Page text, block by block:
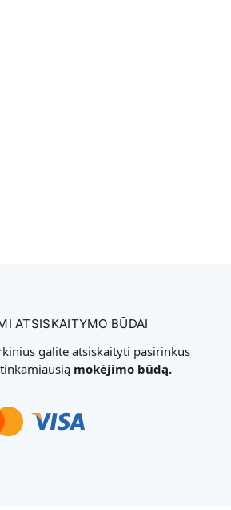
ATSISKAITYMO BŪDAI
galite atsiskaityti pasirinkus
mokėjimo būdą.